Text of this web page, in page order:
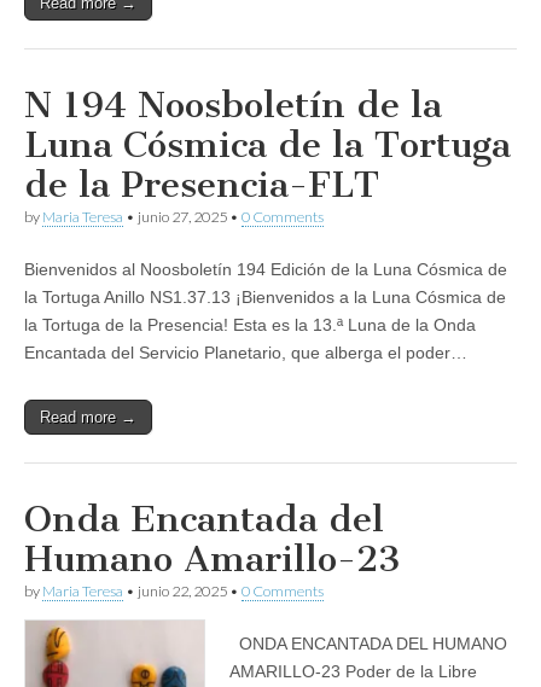
N 194 Noosboletín de la
Luna Cósmica de la Tortuga
de la Presencia-FLT
by Maria Teresa • junio 27, 2025 • 0 Comments
Bienvenidos al Noosboletín 194 Edición de la Luna Cósmica de
la Tortuga Anillo NS1.37.13 ¡Bienvenidos a la Luna Cósmica de
la Tortuga de la Presencia! Esta es la 13.ª Luna de la Onda
Encantada del Servicio Planetario, que alberga el poder…
Read more →
Onda Encantada del
Humano Amarillo-23
by Maria Teresa • junio 22, 2025 • 0 Comments
ONDA ENCANTADA DEL HUMANO
AMARILLO-23 Poder de la Libre